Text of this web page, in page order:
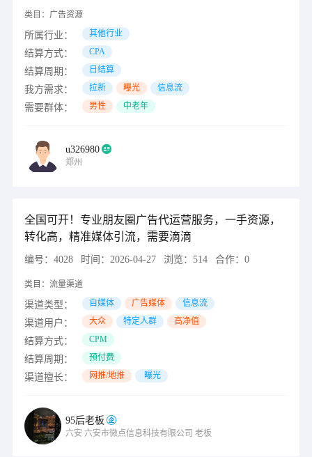
类目： 广告资源
所属行业： 其他行业
结算方式： CPA
结算周期： 日结算
我方需求： 拉新 曝光 信息流
需要群体： 男性 中老年
u326980
郑州
全国可开！专业朋友圈广告代运营服务，一手资源，
转化高，精准媒体引流，需要滴滴
编号： 4028 时间： 2026-04-27 浏览： 514 合作： 0
类目： 流量渠道
渠道类型： 自媒体 广告媒体 信息流
渠道用户： 大众 特定人群 高净值
结算方式： CPM
结算周期： 预付费
渠道擅长： 网推/地推 曝光
95后老板
六安 六安市微点信息科技有限公司 老板